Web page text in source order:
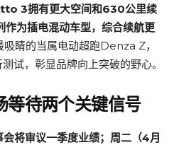
3拥有更大空间和630公里续
为插电混动车型，综合续航更
吸睛的当属电动超跑Denza Z，
试，彰显品牌向上突破的野心。
等待两个关键信号
将审议一季度业绩；周二（4月